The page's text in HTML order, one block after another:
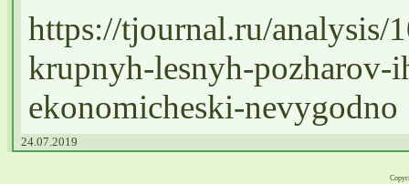
https://tjournal.ru/analysis/
krupnyh-lesnyh-pozharov-
ekonomicheski-nevygodno
24.07.2019